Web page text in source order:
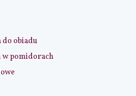
do obiadu
w pomidorach